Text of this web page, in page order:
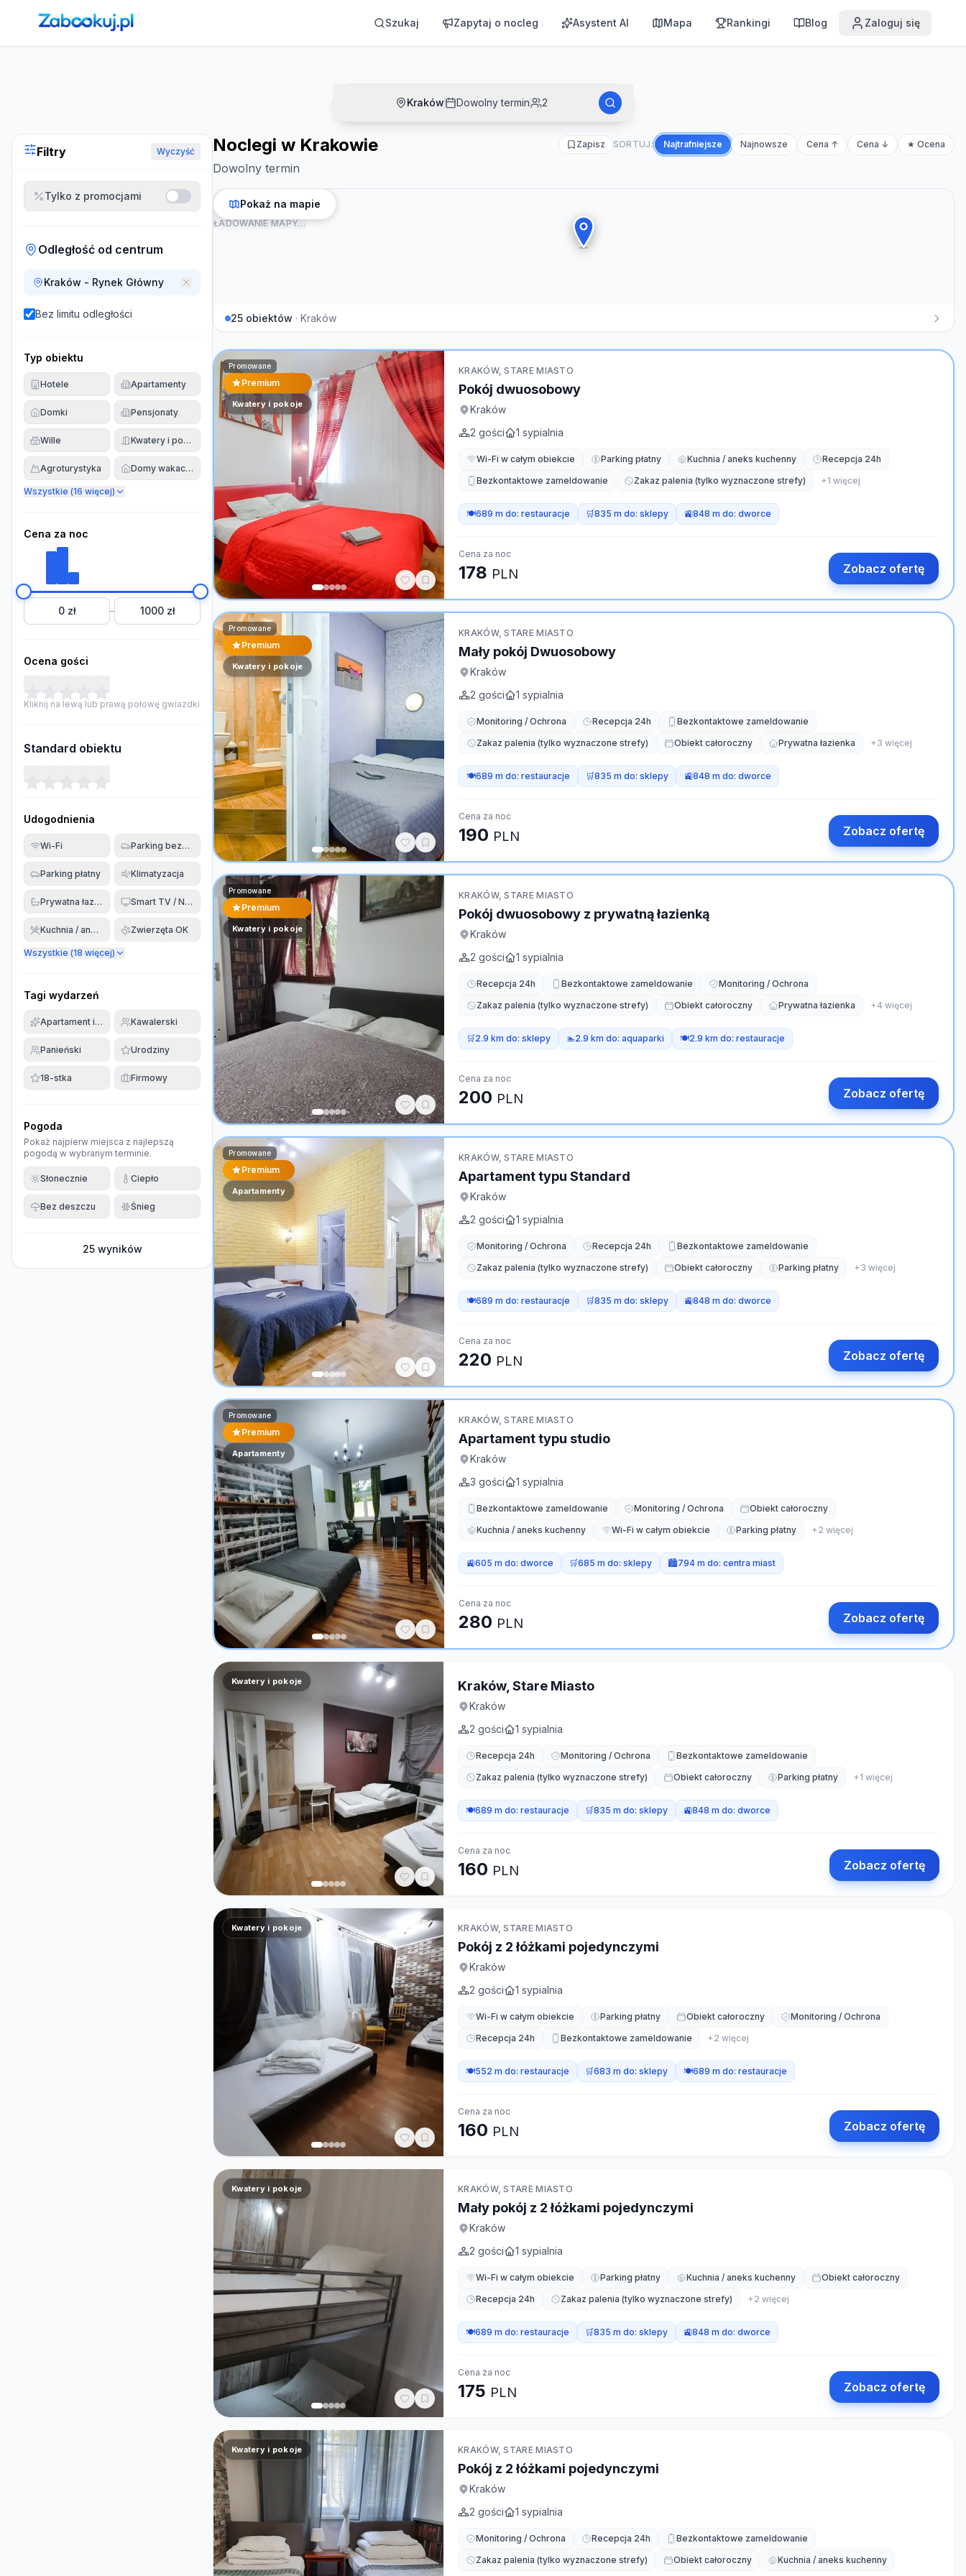
Strona główna ›Noclegi Szukaj Zapytaj o nocleg Asystent AI Mapa Rankingi Blog Zaloguj się
Kraków Dowolny termin 2
Filtry Wyczyść
Tylko z promocjami
Odległość od centrum
Kraków - Rynek Główny
Bez limitu odległości
Typ obiektu
Hotele Apartamenty
Domki Pensjonaty
Wille Kwatery i pokoje
Agroturystyka Domy wakacyjne
Wszystkie (16 więcej)
Cena za noc
0 zł – 1000 zł
Ocena gości
Kliknij na lewą lub prawą połowę gwiazdki
Standard obiektu
Udogodnienia
Wi-Fi Parking bezpłatny
Parking płatny Klimatyzacja
Prywatna łazienka Smart TV / Netflix
Kuchnia / aneks Zwierzęta OK
Wszystkie (18 więcej)
Tagi wydarzeń
Apartament imprezowyKawalerski
Panieński Urodziny
18-stka Firmowy
Pogoda
Pokaż najpierw miejsca z najlepszą
pogodą w wybranym terminie.
Słonecznie Ciepło
Bez deszczu Śnieg
25 wyników
Noclegi w Krakowie
Dowolny termin
Zapisz SORTUJ: Najtrafniejsze Najnowsze Cena ↑ Cena ↓ ★ Ocena
ŁADOWANIE MAPY…
Pokaż na mapie
25 obiektów · Kraków
Promowane
Premium
Kwatery i pokoje
KRAKÓW, STARE MIASTO
Pokój dwuosobowy
Kraków
2 gości 1 sypialnia
Wi-Fi w całym obiekcie Parking płatny Kuchnia / aneks kuchenny
Recepcja 24h
Bezkontaktowe zameldowanie
Zakaz palenia (tylko wyznaczone strefy) +1 więcej
🍽️689 m do: restauracje 🛒835 m do: sklepy 🚉848 m do: dworce
Cena za noc
178 PLN Zobacz ofertę
Promowane
Premium
Kwatery i pokoje
KRAKÓW, STARE MIASTO
Mały pokój Dwuosobowy
Kraków
2 gości 1 sypialnia
Monitoring / Ochrona Recepcja 24h
Bezkontaktowe zameldowanie
Zakaz palenia (tylko wyznaczone strefy)
Obiekt całoroczny Prywatna łazienka +3 więcej
🍽️689 m do: restauracje 🛒835 m do: sklepy 🚉848 m do: dworce
Cena za noc
190 PLN Zobacz ofertę
Promowane
Premium
Kwatery i pokoje
KRAKÓW, STARE MIASTO
Pokój dwuosobowy z prywatną łazienką
Kraków
2 gości 1 sypialnia
Recepcja 24h Bezkontaktowe zameldowanie
Monitoring / Ochrona
Zakaz palenia (tylko wyznaczone strefy)
Obiekt całoroczny Prywatna łazienka +4 więcej
🛒2.9 km do: sklepy 🏊2.9 km do: aquaparki 🍽️2.9 km do: restauracje
Cena za noc
200 PLN Zobacz ofertę
Promowane
Premium
Apartamenty
KRAKÓW, STARE MIASTO
Apartament typu Standard
Kraków
2 gości 1 sypialnia
Monitoring / Ochrona Recepcja 24h
Bezkontaktowe zameldowanie
Zakaz palenia (tylko wyznaczone strefy)
Obiekt całoroczny Parking płatny +3 więcej
🍽️689 m do: restauracje 🛒835 m do: sklepy 🚉848 m do: dworce
Cena za noc
220 PLN Zobacz ofertę
Promowane
Premium
Apartamenty
KRAKÓW, STARE MIASTO
Apartament typu studio
Kraków
3 gości 1 sypialnia
Bezkontaktowe zameldowanie Monitoring / Ochrona
Obiekt całoroczny
Kuchnia / aneks kuchenny
Wi-Fi w całym obiekcie Parking płatny +2 więcej
🚉605 m do: dworce 🛒685 m do: sklepy 🏙️794 m do: centra miast
Cena za noc
280 PLN Zobacz ofertę
Kwatery i pokoje Kraków, Stare Miasto
Kraków
2 gości 1 sypialnia
Recepcja 24h Monitoring / Ochrona
Bezkontaktowe zameldowanie
Zakaz palenia (tylko wyznaczone strefy)
Obiekt całoroczny Parking płatny +1 więcej
🍽️689 m do: restauracje 🛒835 m do: sklepy 🚉848 m do: dworce
Cena za noc
160 PLN Zobacz ofertę
Kwatery i pokoje KRAKÓW, STARE MIASTO
Pokój z 2 łóżkami pojedynczymi
Kraków
2 gości 1 sypialnia
Wi-Fi w całym obiekcie Parking płatny Obiekt całoroczny
Monitoring / Ochrona
Recepcja 24h
Bezkontaktowe zameldowanie +2 więcej
🍽️552 m do: restauracje 🛒683 m do: sklepy 🍽️689 m do: restauracje
Cena za noc
160 PLN Zobacz ofertę
Kwatery i pokoje KRAKÓW, STARE MIASTO
Mały pokój z 2 łóżkami pojedynczymi
Kraków
2 gości 1 sypialnia
Wi-Fi w całym obiekcie Parking płatny Kuchnia / aneks kuchenny
Obiekt całoroczny
Recepcja 24h
Zakaz palenia (tylko wyznaczone strefy) +2 więcej
🍽️689 m do: restauracje 🛒835 m do: sklepy 🚉848 m do: dworce
Cena za noc
175 PLN Zobacz ofertę
Kwatery i pokoje KRAKÓW, STARE MIASTO
Pokój z 2 łóżkami pojedynczymi
Kraków
2 gości 1 sypialnia
Monitoring / Ochrona Recepcja 24h
Bezkontaktowe zameldowanie
Zakaz palenia (tylko wyznaczone strefy)
Obiekt całoroczny
Kuchnia / aneks kuchenny